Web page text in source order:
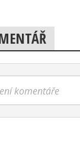
komentáře